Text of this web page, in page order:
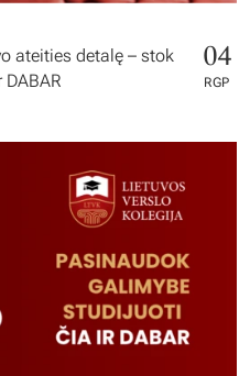
ateities detalę – stok
04
RGP